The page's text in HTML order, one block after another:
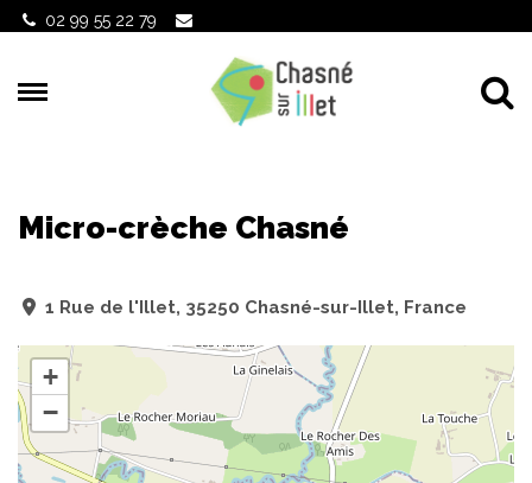
Gestion des traceurs
02 99 55 22 79
Micro-crèche Chasné
1 Rue de l'Illet, 35250 Chasné-sur-Illet, France
+
−